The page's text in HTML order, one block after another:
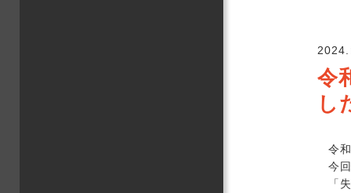
山口
社会
オー
栄養
食育
イン
令
し
令
今
「